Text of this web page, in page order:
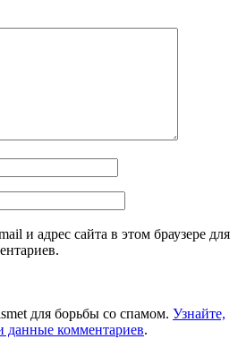
и адрес сайта в этом браузере для
для борьбы со спамом. Узнайте,
данные комментариев.